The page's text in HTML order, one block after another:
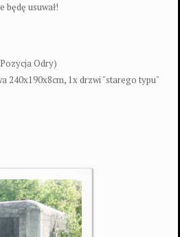
będę usuwał!
Odry)
240x190x8cm, 1x drzwi "starego typu"